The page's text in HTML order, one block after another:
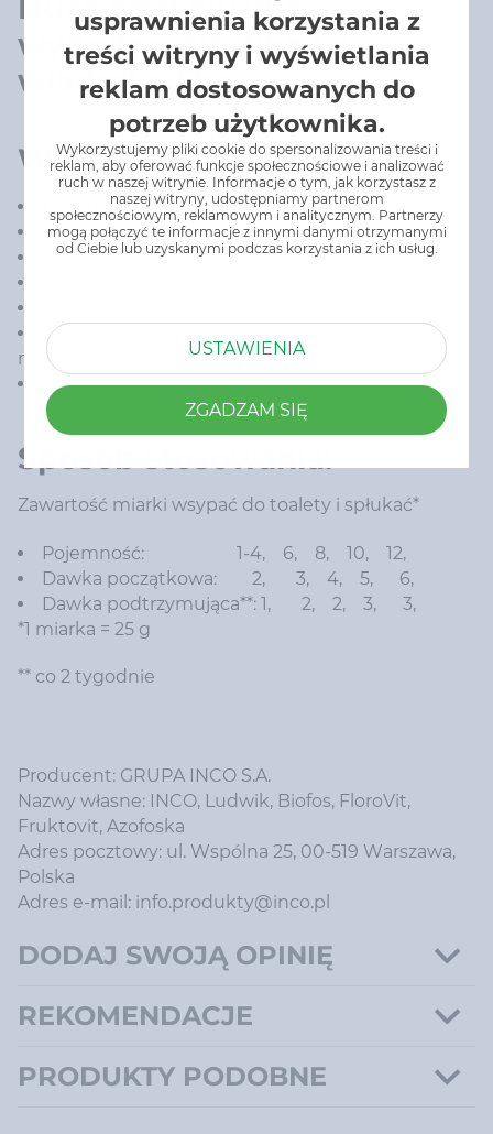
wygodne plastikowe
wiaderko 5kg
Właściwości produktu:
Likwiduje nieprzyjemne zapachy.
Zmniejsza ryzyko powstania osadów i zatorów.
Zapewnia rzadsze opróżnianie szamba.
Zawiera bezpieczne dla ludzi i zwierząt
mikroorganizmy.
Zawiera w 100% naturalny ekstrakt z lawendy
Sposób stosowania:
Zawartość miarki wsypać do toalety i spłukać*
Pojemność: 1-4, 6, 8, 10, 12,
Dawka początkowa: 2, 3, 4, 5, 6,
Dawka podtrzymująca**: 1, 2, 2, 3, 3,
*1 miarka = 25 g
** co 2 tygodnie
Producent: GRUPA INCO S.A.
Nazwy własne: INCO, Ludwik, Biofos, FloroVit,
Fruktovit, Azofoska
Adres pocztowy: ul. Wspólna 25, 00-519 Warszawa,
Polska
Adres e-mail: info.produkty@inco.pl
DODAJ SWOJĄ OPINIĘ
REKOMENDACJE
PRODUKTY PODOBNE
usprawnienia korzystania z
treści witryny i wyświetlania
reklam dostosowanych do
potrzeb użytkownika.
Wykorzystujemy pliki cookie do spersonalizowania treści i
reklam, aby oferować funkcje społecznościowe i analizować
ruch w naszej witrynie. Informacje o tym, jak korzystasz z
naszej witryny, udostępniamy partnerom
społecznościowym, reklamowym i analitycznym. Partnerzy
mogą połączyć te informacje z innymi danymi otrzymanymi
od Ciebie lub uzyskanymi podczas korzystania z ich usług.
USTAWIENIA
ZGADZAM SIĘ